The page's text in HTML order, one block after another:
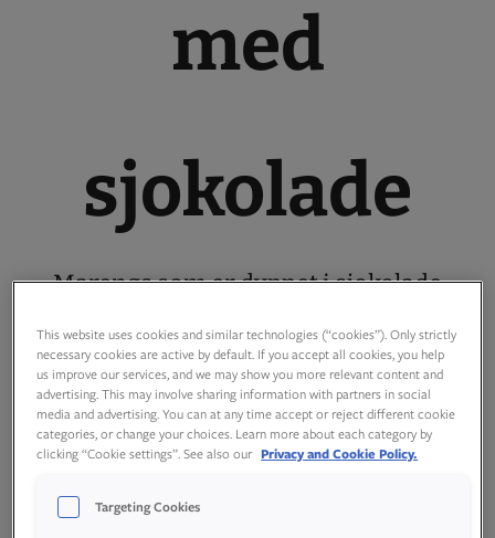
med
sjokolade
Marengs som er dyppet i sjokolade
smaker helt nydelig! Disse
marengstoppene kan serveres i utallige
anledninger. De tåler godt å stå i
romtemperatur over lang tid, og pynter
This website uses cookies and similar technologies (“cookies”). Only strictly
necessary cookies are active by default. If you accept all cookies, you help
us improve our services, and we may show you more relevant content and
advertising. This may involve sharing information with partners in social
media and advertising. You can at any time accept or reject different cookie
categories, or change your choices. Learn more about each category by
clicking “Cookie settings”. See also our Privacy and Cookie Policy.
Targeting Cookies